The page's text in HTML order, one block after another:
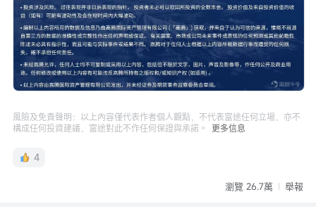
風險及免責聲明：以上內容僅代表作者個人觀點，不代表富途任何立場，亦不
構成任何投資建議，富途對此不作任何保證與承諾。
更多信息
4
瀏覽 26.7萬 舉報